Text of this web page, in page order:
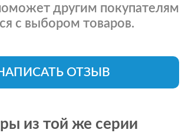
другим покупателям
с выбором товаров.
ОТЗЫВ
из той же серии